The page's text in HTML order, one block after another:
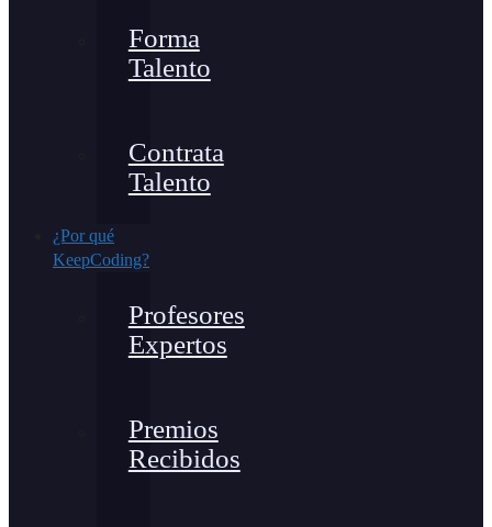
Forma
Talento
Contrata
Talento
¿Por qué
KeepCoding?
Profesores
Expertos
Premios
Recibidos